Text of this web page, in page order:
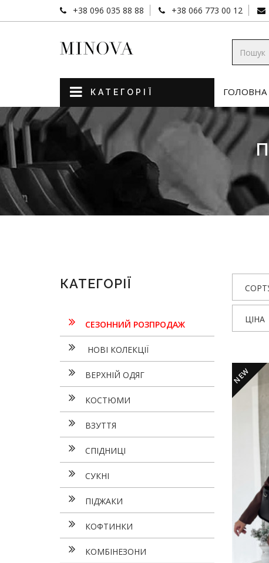
+38 096 035 88 88 +38 066 773 00 12
КАТЕГОРІЇ ГОЛОВНА
КАТЕГОРІЇ
СЕЗОННИЙ РОЗПРОДАЖ
НОВІ КОЛЕКЦІЇ
ВЕРХНІЙ ОДЯГ
КОСТЮМИ
ВЗУТТЯ
СПІДНИЦІ
СУКНI
ПІДЖАКИ
КОФТИНКИ
КОМБІНЕЗОНИ
ЦІНА
NEW